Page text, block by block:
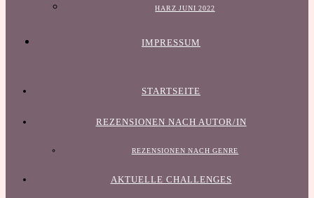
HARZ JUNI 2022
IMPRESSUM
STARTSEITE
REZENSIONEN NACH AUTOR/IN
REZENSIONEN NACH GENRE
AKTUELLE CHALLENGES